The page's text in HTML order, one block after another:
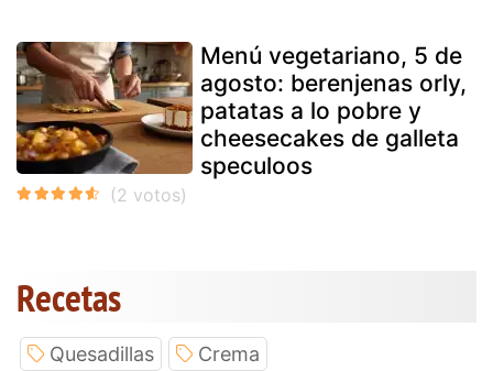
Menú vegetariano, 5 de
agosto: berenjenas orly,
patatas a lo pobre y
cheesecakes de galleta
speculoos
Recetas
Quesadillas
Crema